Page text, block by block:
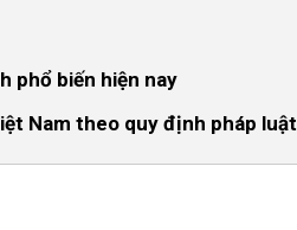
phổ biến hiện nay
và khai thác
Nam theo quy định pháp luật